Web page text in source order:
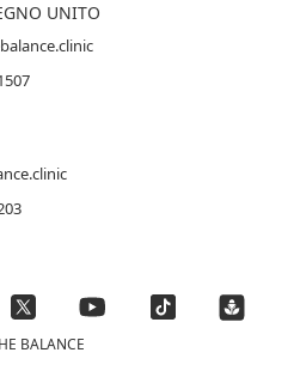
UNITO
BALANCE